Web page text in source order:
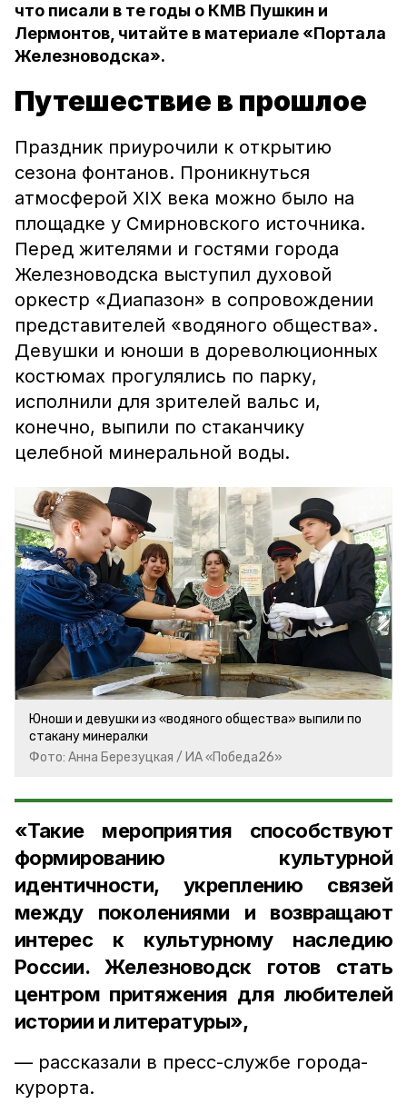
что писали в те годы о КМВ Пушкин и
Лермонтов, читайте в материале «Портала
Железноводска».
Путешествие в прошлое
Праздник приурочили к открытию
сезона фонтанов. Проникнуться
атмосферой ХIХ века можно было на
площадке у Смирновского источника.
Перед жителями и гостями города
Железноводска выступил духовой
оркестр «Диапазон» в сопровождении
представителей «водяного общества».
Девушки и юноши в дореволюционных
костюмах прогулялись по парку,
исполнили для зрителей вальс и,
конечно, выпили по стаканчику
целебной минеральной воды.
Юноши и девушки из «водяного общества» выпили по
стакану минералки
Фото: Анна Березуцкая / ИА «Победа26»
«Такие мероприятия способствуют
формированию культурной
идентичности, укреплению связей
между поколениями и возвращают
интерес к культурному наследию
России. Железноводск готов стать
центром притяжения для любителей
истории и литературы»,
— рассказали в пресс-службе города-
курорта.